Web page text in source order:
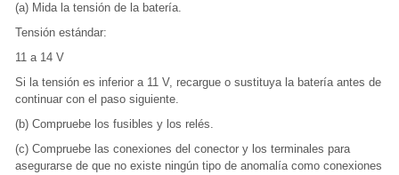
(a) Mida la tensión de la batería.
Tensión estándar:
11 a 14 V
Si la tensión es inferior a 11 V, recargue o sustituya la batería antes de
continuar con el paso siguiente.
(b) Compruebe los fusibles y los relés.
(c) Compruebe las conexiones del conector y los terminales para
asegurarse de que no existe ningún tipo de anomalía como conexiones